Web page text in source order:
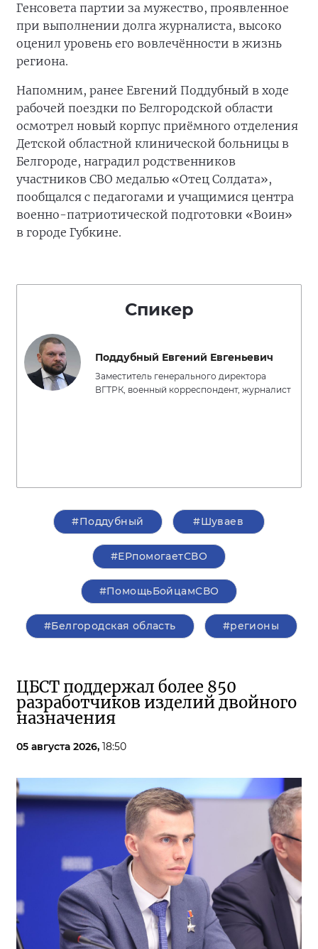
Генсовета партии за мужество, проявленное
при выполнении долга журналиста, высоко
оценил уровень его вовлечённости в жизнь
региона.
Напомним, ранее Евгений Поддубный в ходе
рабочей поездки по Белгородской области
осмотрел новый корпус приёмного отделения
Детской областной клинической больницы в
Белгороде, наградил родственников
участников СВО медалью «Отец Солдата»,
пообщался с педагогами и учащимися центра
военно-патриотической подготовки «Воин»
в городе Губкине.
Спикер
Поддубный Евгений Евгеньевич
Заместитель генерального директора
ВГТРК, военный корреспондент, журналист
#Поддубный #Шуваев
#ЕРпомогаетСВО
#ПомощьБойцамСВО
#Белгородская область #регионы
ЦБСТ поддержал более 850
разработчиков изделий двойного
назначения
05 августа 2026, 18:50